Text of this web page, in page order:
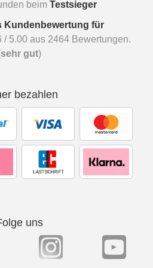
beim Testsieger
Kundenbewertung für
/ 5.00 aus 2464 Bewertungen.
sehr gut)
bezahlen
uns